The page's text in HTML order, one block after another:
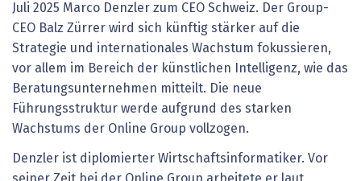
Juli 2025 Marco Denzler zum CEO Schweiz. Der Group-
CEO Balz Zürrer wird sich künftig stärker auf die
Strategie und internationales Wachstum fokussieren,
vor allem im Bereich der künstlichen Intelligenz, wie das
Beratungsunternehmen mitteilt. Die neue
Führungsstruktur werde aufgrund des starken
Wachstums der Online Group vollzogen.
Denzler ist diplomierter Wirtschaftsinformatiker. Vor